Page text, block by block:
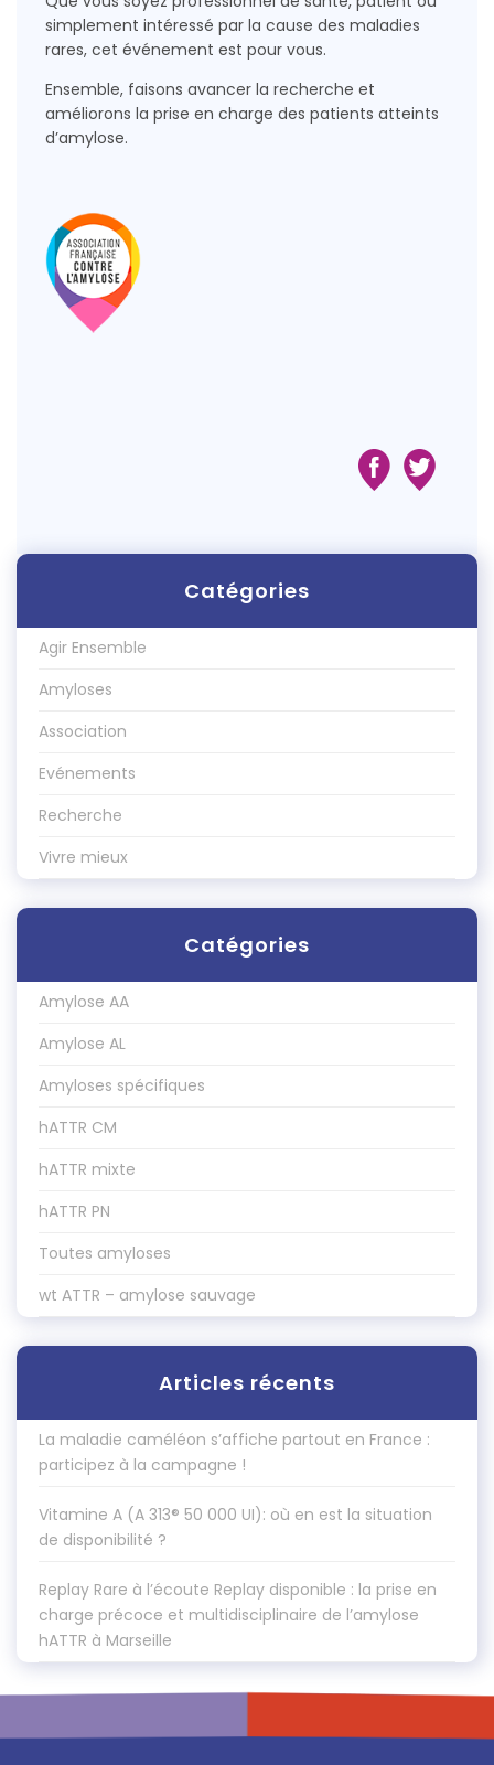
simplement intéressé par la cause des maladies
rares, cet événement est pour vous.
Ensemble, faisons avancer la recherche et
améliorons la prise en charge des patients atteints
d’amylose.
Catégories
Agir Ensemble
Amyloses
Association
Evénements
Recherche
Vivre mieux
Catégories
Amylose AA
Amylose AL
Amyloses spécifiques
hATTR CM
hATTR mixte
hATTR PN
Toutes amyloses
wt ATTR – amylose sauvage
Articles récents
La maladie caméléon s’affiche partout en France :
participez à la campagne !
Vitamine A (A 313® 50 000 UI): où en est la situation
de disponibilité ?
Replay Rare à l’écoute Replay disponible : la prise en
charge précoce et multidisciplinaire de l’amylose
hATTR à Marseille